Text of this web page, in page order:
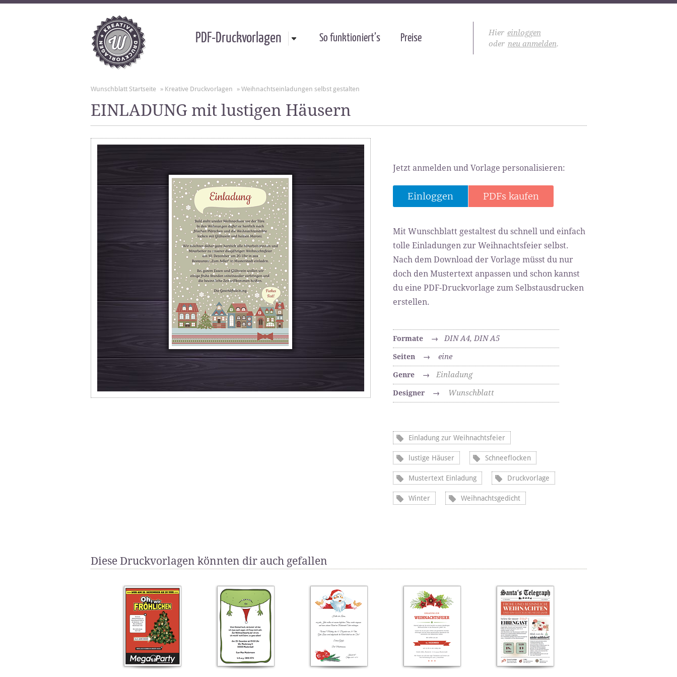
Hier einloggen
oder neu anmelden.
PDF-Druckvorlagen So funktioniert’s Preise
Wunschblatt Startseite » Kreative Druckvorlagen » Weihnachtseinladungen selbst gestalten
EINLADUNG mit lustigen Häusern
Jetzt anmelden und Vorlage personalisieren:
Einloggen PDFs kaufen
Mit Wunschblatt gestaltest du schnell und einfach
tolle Einladungen zur Weihnachtsfeier selbst.
Nach dem Download der Vorlage müsst du nur
doch den Mustertext anpassen und schon kannst
du eine PDF-Druckvorlage zum Selbstausdrucken
erstellen.
Formate → DIN A4, DIN A5
Seiten → eine
Genre → Einladung
Designer → Wunschblatt
Einladung zur Weihnachtsfeier
lustige Häuser Schneeflocken
Mustertext Einladung Druckvorlage
Winter Weihnachtsgedicht
Diese Druckvorlagen könnten dir auch gefallen